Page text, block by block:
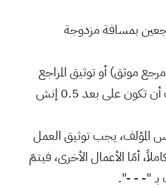
بمسافة مزدوجة
موثق) أو توثيق المراجع
التابعة لمرجع أساسي يجب أن تكون على بعد 0.5 إنش
المؤلف، يجب توثيق العمل
أمّا الأعمال الأخرى، فيتمّ
بـ "- - -".